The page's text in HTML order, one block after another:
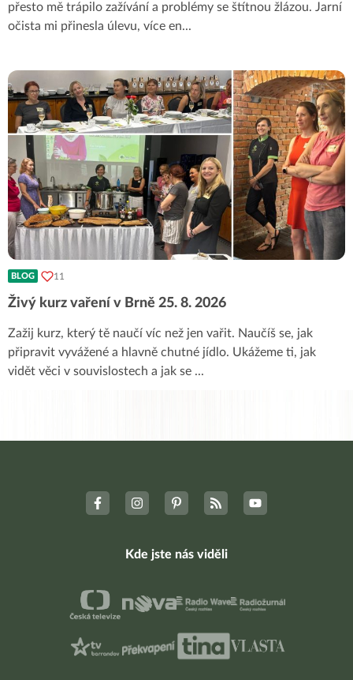
přesto mě trápilo zažívání a problémy se štítnou žlázou. Jarní
očista mi přinesla úlevu, více en...
BLOG 11
Živý kurz vaření v Brně 25. 8. 2026
Zažij kurz, který tě naučí víc než jen vařit. Naučíš se, jak
připravit vyvážené a hlavně chutné jídlo. Ukážeme ti, jak
vidět věci v souvislostech a jak se ...
Kde jste nás viděli